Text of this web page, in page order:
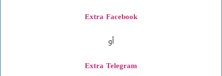
Extra Facebook
أو
Extra Telegram